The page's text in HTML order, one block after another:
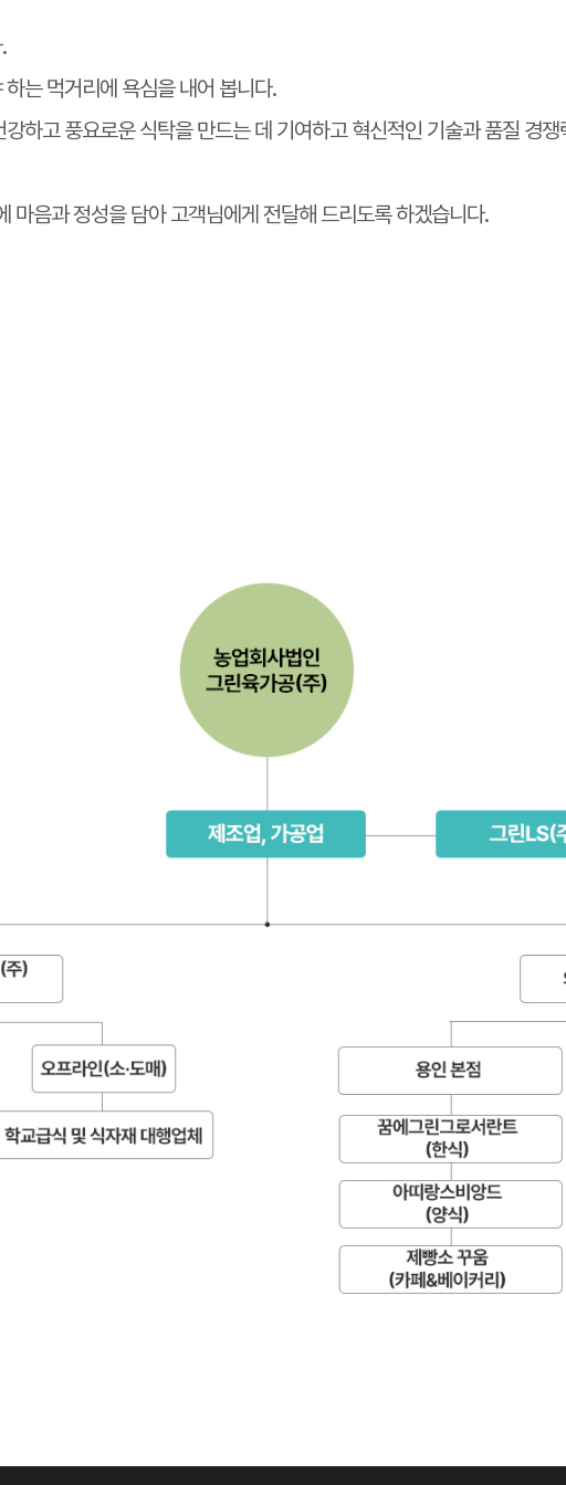
는 먹거리에 욕심을 내어 봅니다.
하고 풍요로운 식탁을 만드는 데 기여하고 혁신적인 기술과 품질 경
마음과 정성을 담아 고객님에게 전달해 드리도록 하겠습니다.